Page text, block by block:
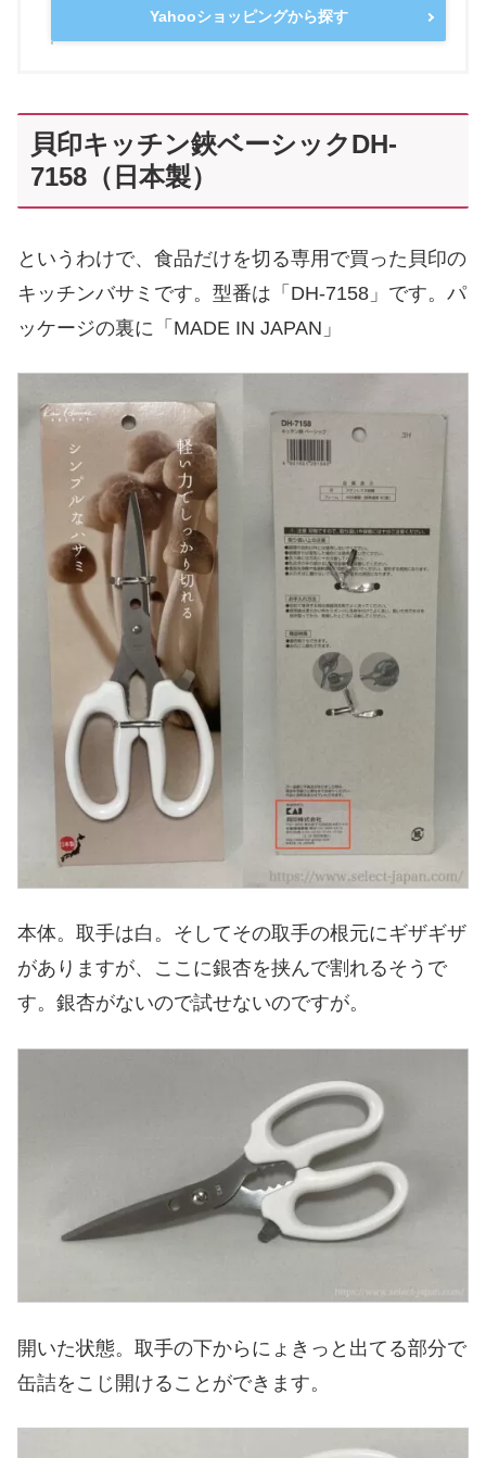
Yahooショッピングから探す
貝印キッチン鋏ベーシックDH-
7158（日本製）
というわけで、食品だけを切る専用で買った貝印の
キッチンバサミです。型番は「DH-7158」です。パ
ッケージの裏に「MADE IN JAPAN」
本体。取手は白。そしてその取手の根元にギザギザ
がありますが、ここに銀杏を挟んで割れるそうで
す。銀杏がないので試せないのですが。
開いた状態。取手の下からにょきっと出てる部分で
缶詰をこじ開けることができます。